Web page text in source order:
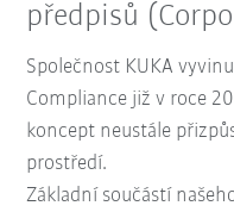
předpisů
Společnost KUKA
Compliance již v roce
koncept neustále
prostředí.
Základní součástí